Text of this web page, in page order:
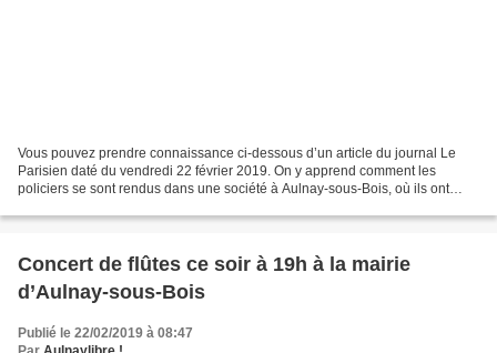
Vous pouvez prendre connaissance ci-dessous d’un article du journal Le
Parisien daté du vendredi 22 février 2019. On y apprend comment les
policiers se sont rendus dans une société à Aulnay-sous-Bois, où ils ont
Concert de flûtes ce soir à 19h à la mairie
d’Aulnay-sous-Bois
Publié le 22/02/2019 à 08:47